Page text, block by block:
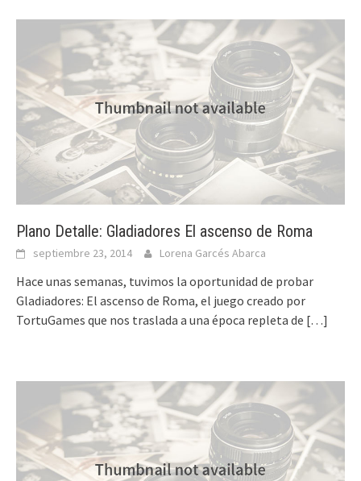
Plano Detalle: Gladiadores El ascenso de Roma
septiembre 23, 2014 Lorena Garcés Abarca
Hace unas semanas, tuvimos la oportunidad de probar
Gladiadores: El ascenso de Roma, el juego creado por
TortuGames que nos traslada a una época repleta de […]